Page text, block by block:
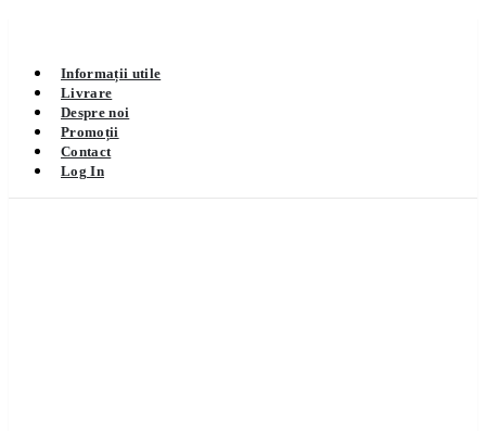
Informații utile
Livrare
Despre noi
Promoții
Contact
Log In